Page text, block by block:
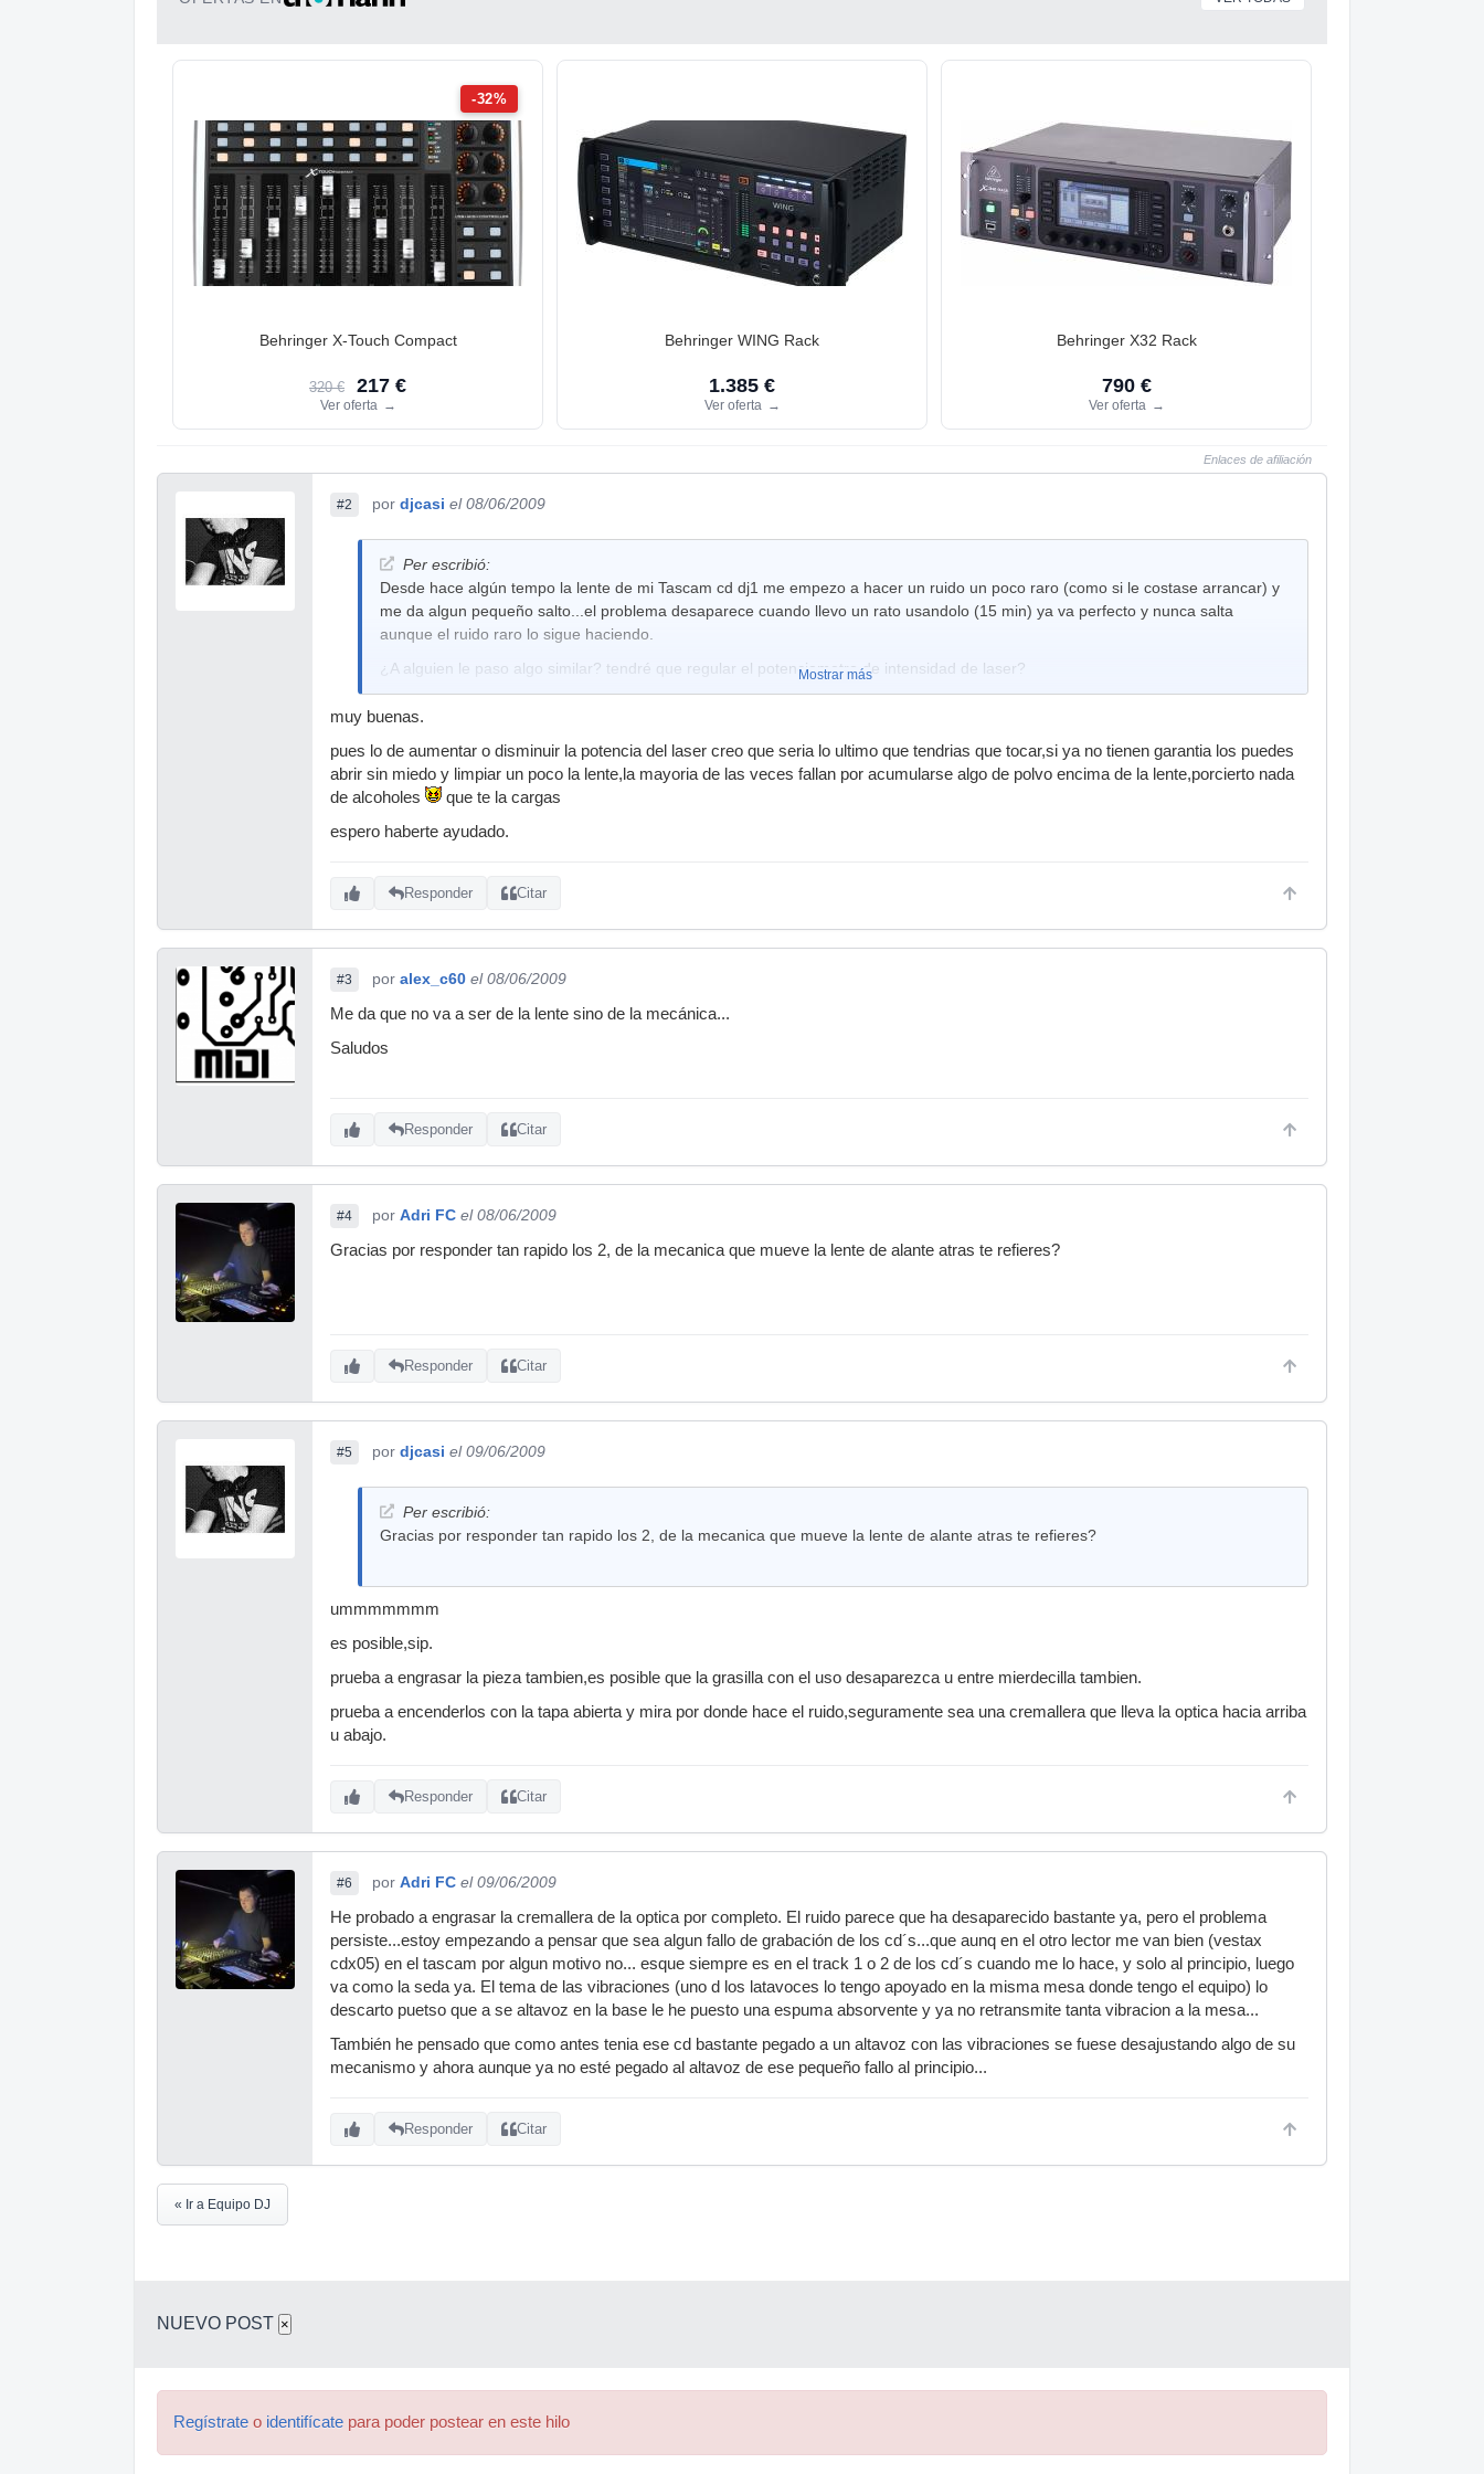
-32%
Behringer X-Touch Compact
320 € 217 €
Ver oferta →
Behringer WING Rack
1.385 €
Ver oferta →
Behringer X32 Rack
790 €
Ver oferta →
Enlaces de afiliación
#2 por djcasi el 08/06/2009
Per escribió:
Desde hace algún tempo la lente de mi Tascam cd dj1 me empezo a hacer un ruido un poco raro (como si le costase arrancar) y
me da algun pequeño salto...el problema desaparece cuando llevo un rato usandolo (15 min) ya va perfecto y nunca salta
aunque el ruido raro lo sigue haciendo.
¿A alguien le paso algo similar? tendré que regular el potenciometro de intensidad de laser?
Mostrar más
muy buenas.
pues lo de aumentar o disminuir la potencia del laser creo que seria lo ultimo que tendrias que tocar,si ya no tienen garantia los puedes
abrir sin miedo y limpiar un poco la lente,la mayoria de las veces fallan por acumularse algo de polvo encima de la lente,porcierto nada
de alcoholes
que te la cargas
espero haberte ayudado.
Responder Citar
#3 por alex_c60 el 08/06/2009
Me da que no va a ser de la lente sino de la mecánica...
Saludos
Responder Citar
#4 por Adri FC el 08/06/2009
Gracias por responder tan rapido los 2, de la mecanica que mueve la lente de alante atras te refieres?
Responder Citar
#5 por djcasi el 09/06/2009
Per escribió:
Gracias por responder tan rapido los 2, de la mecanica que mueve la lente de alante atras te refieres?
ummmmmmm
es posible,sip.
prueba a engrasar la pieza tambien,es posible que la grasilla con el uso desaparezca u entre mierdecilla tambien.
prueba a encenderlos con la tapa abierta y mira por donde hace el ruido,seguramente sea una cremallera que lleva la optica hacia arriba
u abajo.
Responder Citar
#6 por Adri FC el 09/06/2009
He probado a engrasar la cremallera de la optica por completo. El ruido parece que ha desaparecido bastante ya, pero el problema
persiste...estoy empezando a pensar que sea algun fallo de grabación de los cd´s...que aunq en el otro lector me van bien (vestax
cdx05) en el tascam por algun motivo no... esque siempre es en el track 1 o 2 de los cd´s cuando me lo hace, y solo al principio, luego
va como la seda ya. El tema de las vibraciones (uno d los latavoces lo tengo apoyado en la misma mesa donde tengo el equipo) lo
descarto puetso que a se altavoz en la base le he puesto una espuma absorvente y ya no retransmite tanta vibracion a la mesa...
También he pensado que como antes tenia ese cd bastante pegado a un altavoz con las vibraciones se fuese desajustando algo de su
mecanismo y ahora aunque ya no esté pegado al altavoz de ese pequeño fallo al principio...
Responder Citar
« Ir a Equipo DJ
NUEVO POST ×
Regístrate o identifícate para poder postear en este hilo